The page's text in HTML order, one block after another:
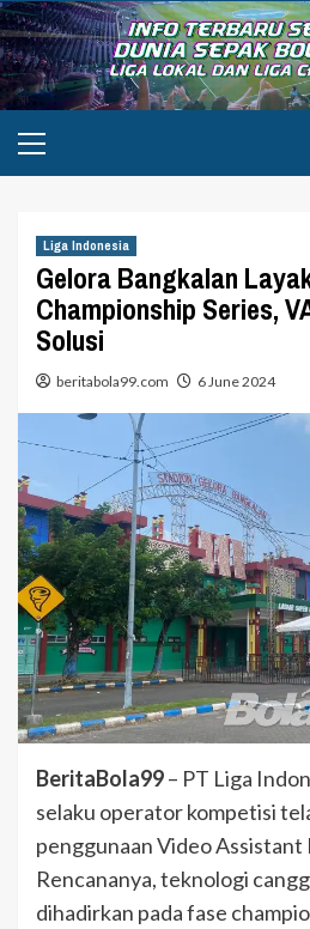
Skip
to
content
Menu
Liga Indonesia
Gelora Bangkalan
Championship Series,
Solusi
beritabola99.com 6 June 2024
BeritaBola99– PT Liga
selaku operator kompetisi
penggunaan Video Assistant
Rencananya, teknologi
dihadirkan pada fase